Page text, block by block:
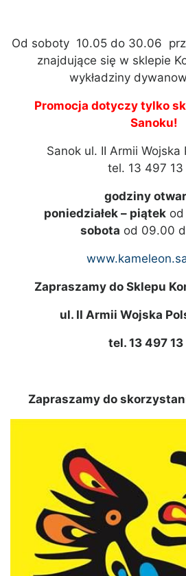
Od soboty 10.05 do 30.06
znajdujące się w sklepie
wykładziny
Promocja dotyczy tylko
Sanoku!
Sanok ul. II Armii
tel. 13 497 13
godziny
poniedziałek – piątekod
sobota od 09.00
Zapraszamy do Sklepu
ul. II Armii Wojska
tel. 13 497 13
Zapraszamy do